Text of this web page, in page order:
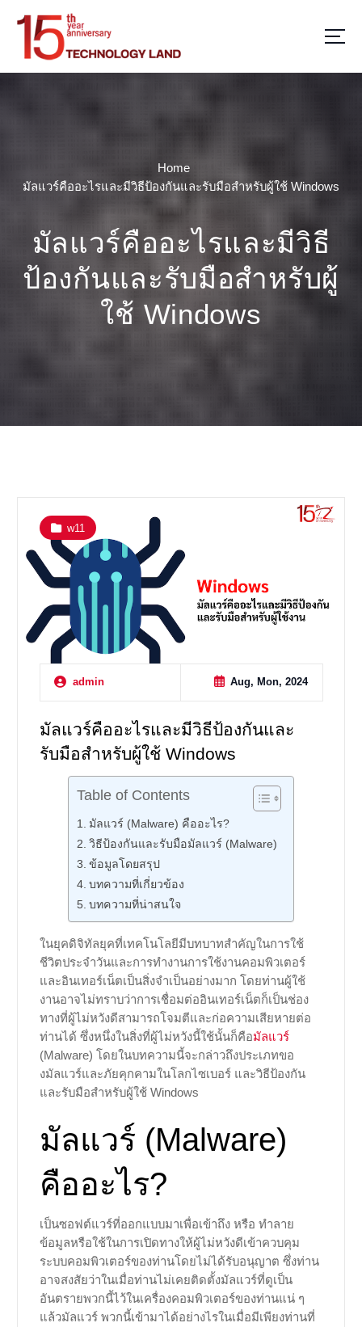
Home
มัลแวร์คืออะไรและมีวิธีป้องกันและรับมือสำหรับผู้ใช้ Windows
มัลแวร์คืออะไรและมีวิธี
ป้องกันและรับมือสำหรับผู้
ใช้ Windows
admin Aug, Mon, 2024
w11
มัลแวร์คืออะไรและมีวิธีป้องกันและ
รับมือสำหรับผู้ใช้ Windows
Table of Contents
มัลแวร์ (Malware) คืออะไร?
วิธีป้องกันและรับมือมัลแวร์ (Malware)
ข้อมูลโดยสรุป
บทความที่เกี่ยวข้อง
บทความที่น่าสนใจ
ในยุคดิจิทัลยุคที่เทคโนโลยีมีบทบาทสำคัญในการใช้
ชีวิตประจำวันและการทำงานการใช้งานคอมพิวเตอร์
และอินเทอร์เน็ตเป็นสิ่งจำเป็นอย่างมาก โดยท่านผู้ใช้
งานอาจไม่ทราบว่าการเชื่อมต่ออินเทอร์เน็ตก็เป็นช่อง
ทางที่ผู้ไม่หวังดีสามารถโจมตีและก่อความเสียหายต่อ
ท่านได้ ซึ่งหนึ่งในสิ่งที่ผู้ไม่หวังนี้ใช้นั้นก็คือมัลแวร์
(Malware) โดยในบทความนี้จะกล่าวถึงประเภทขอ
งมัลแวร์และภัยคุกคามในโลกไซเบอร์ และวิธีป้องกัน
และรับมือสำหรับผู้ใช้ Windows
มัลแวร์ (Malware)
คืออะไร?
เป็นซอฟต์แวร์ที่ออกแบบมาเพื่อเข้าถึง หรือ ทำลาย
ข้อมูลหรือใช้ในการเปิดทางให้ผู้ไม่หวังดีเข้าควบคุม
ระบบคอมพิวเตอร์ของท่านโดยไม่ได้รับอนุญาต ซึ่งท่าน
อาจสงสัยว่าในเมื่อท่านไม่เคยติดตั้งมัลแวร์ที่ดูเป็น
อันตรายพวกนี้ไว้ในเครื่องคอมพิวเตอร์ของท่านแน่ ๆ
แล้วมัลแวร์ พวกนี้เข้ามาได้อย่างไรในเมื่อมีเพียงท่านที่